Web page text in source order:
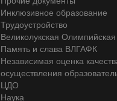
Инклюзивное образование
Трудоустройство
Великолукская
Память и слава ВЛГАФК
Независимая оценка
осуществления
ЦДО
Наука